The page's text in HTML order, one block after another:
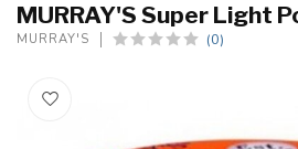
MURRAY'S Super Light
MURRAY'S (0)